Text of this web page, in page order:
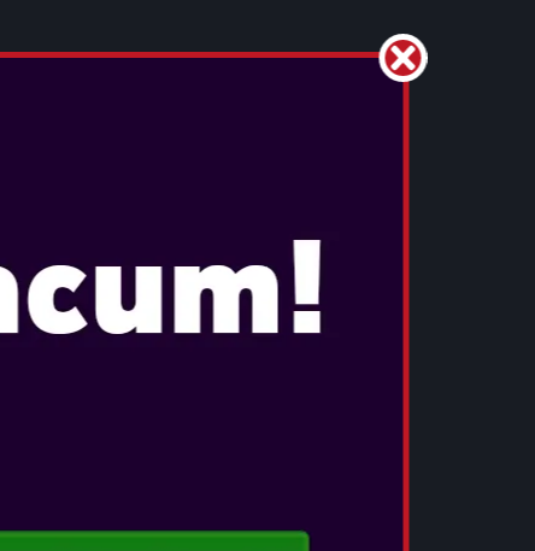
și cel mai captivant joc de până acum din